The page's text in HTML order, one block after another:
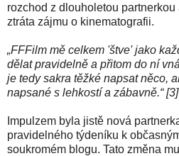
rozchod z dlouholetou
ztráta zájmu o kinematografii.
„FFFilm mě celkem 'štve' jako
dělat pravidelně a přitom do ní
je tedy sakra těžké napsat něco,
napsané s lehkostí a zábavně.“ [3]
Impulzem byla jistě nová
pravidelného týdeníku k
soukromém blogu. Tato změna